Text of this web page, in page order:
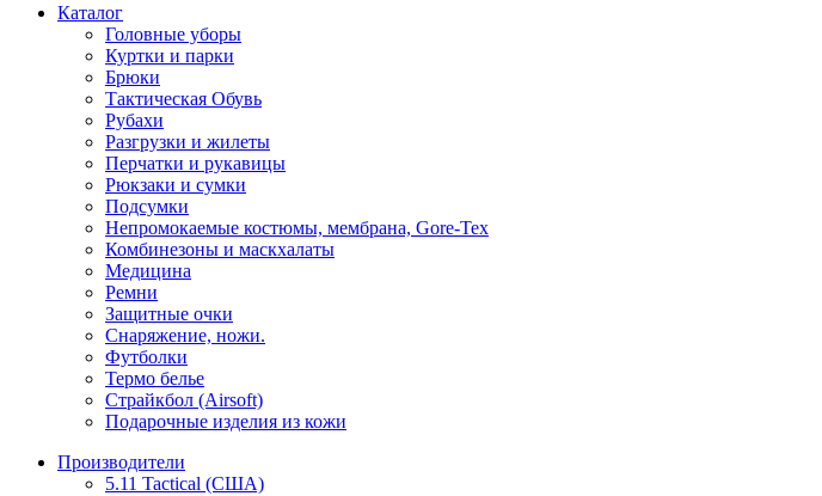
Каталог
Головные уборы
Куртки и парки
Брюки
Тактическая Обувь
Рубахи
Разгрузки и жилеты
Перчатки и рукавицы
Рюкзаки и сумки
Подсумки
Непромокаемые костюмы, мембрана, Gore-Tex
Комбинезоны и маскхалаты
Медицина
Ремни
Защитные очки
Снаряжение, ножи.
Футболки
Термо белье
Страйкбол (Airsoft)
Подарочные изделия из кожи
Производители
5.11 Tactical (США)